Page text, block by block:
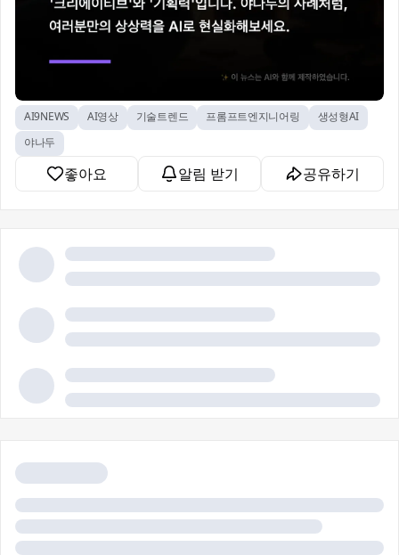
AI9NEWS AI영상 기술트렌드 프롬프트엔지니어링
생성형AI
야나두
좋아요 알림 받기 공유하기